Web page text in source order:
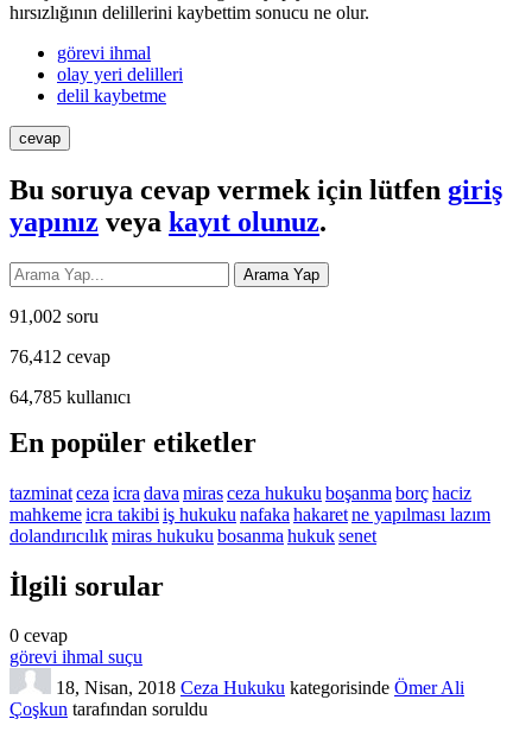
hırsızlığının delillerini kaybettim sonucu ne olur.
görevi ihmal
olay yeri delilleri
delil kaybetme
Bu soruya cevap vermek için lütfen giriş
yapınız veya kayıt olunuz.
91,002 soru
76,412 cevap
64,785 kullanıcı
En popüler etiketler
tazminatceza icra dava mirasceza hukuku boşanma borçhaciz
mahkemeicra takibi iş hukuku nafaka hakaretne yapılması lazım
dolandırıcılıkmiras hukuku bosanma hukuksenet
İlgili sorular
0 cevap
görevi ihmal suçu
18, Nisan, 2018 Ceza Hukuku kategorisinde Ömer Ali
Çoşkun tarafından soruldu